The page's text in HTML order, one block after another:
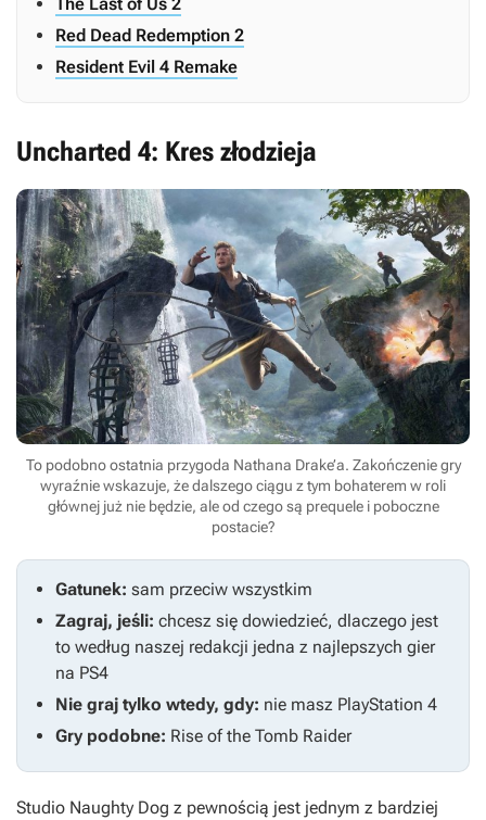
Red Dead Redemption 2
Resident Evil 4 Remake
Uncharted 4: Kres złodzieja
To podobno ostatnia przygoda Nathana Drake’a. Zakończenie gry
wyraźnie wskazuje, że dalszego ciągu z tym bohaterem w roli
głównej już nie będzie, ale od czego są prequele i poboczne
postacie?
Gatunek: sam przeciw wszystkim
Zagraj, jeśli: chcesz się dowiedzieć, dlaczego jest
to według naszej redakcji jedna z najlepszych gier
na PS4
Nie graj tylko wtedy, gdy: nie masz PlayStation 4
Gry podobne: Rise of the Tomb Raider
Studio Naughty Dog z pewnością jest jednym z bardziej